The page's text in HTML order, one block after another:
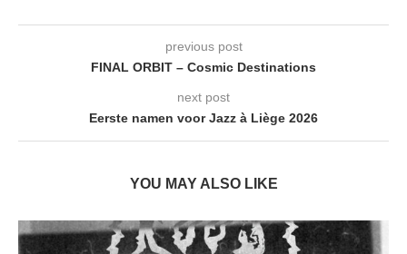
previous post
FINAL ORBIT – Cosmic Destinations
next post
Eerste namen voor Jazz à Liège 2026
YOU MAY ALSO LIKE